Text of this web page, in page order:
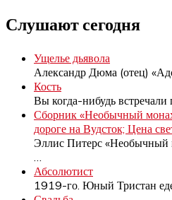
Слушают сегодня
Ущелье дьявола
Александр Дюма (отец)
Кость
Вы когда-нибудь
Сборник «Необычный
дороге на Вудсток; Цена
Эллис Питерс «Необычный
Абсолютист
1919-го. Юный Тристан